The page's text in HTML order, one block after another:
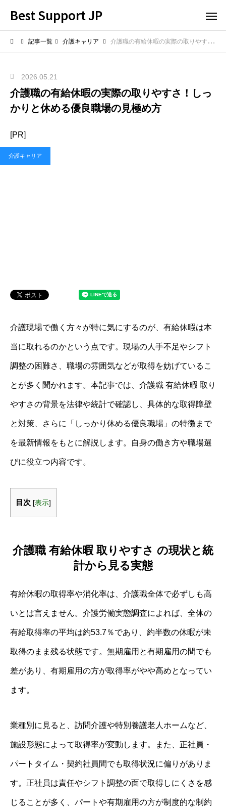
Best Support JP
記事一覧 介護キャリア 介護職の有給休暇の実際の取りやすさ！しっかりと休める優良職場の見極め方
2026.05.21
介護職の有給休暇の実際の取りやすさ！しっ
かりと休める優良職場の見極め方
[PR]
介護キャリア
介護現場で働く方々が特に気にするのが、有給休暇は本
当に取れるのかという点です。現場の人手不足やシフト
調整の困難さ、職場の雰囲気などが取得を妨げているこ
とが多く聞かれます。本記事では、介護職 有給休暇 取り
やすさの背景を法律や統計で確認し、具体的な取得障壁
と対策、さらに「しっかり休める優良職場」の特徴まで
を最新情報をもとに解説します。自身の働き方や職場選
びに役立つ内容です。
目次 [表示]
介護職 有給休暇 取りやすさ の現状と統
計から見る実態
有給休暇の取得率や消化率は、介護職全体で必ずしも高
いとは言えません。介護労働実態調査によれば、全体の
有給取得率の平均は約53.7％であり、約半数の休暇が未
取得のまま残る状態です。無期雇用と有期雇用の間でも
差があり、有期雇用の方が取得率がやや高めとなってい
ます。
業種別に見ると、訪問介護や特別養護老人ホームなど、
施設形態によって取得率が変動します。また、正社員・
パートタイム・契約社員間でも取得状況に偏りがありま
す。正社員は責任やシフト調整の面で取得しにくさを感
じることが多く、パートや有期雇用の方が制度的な制約